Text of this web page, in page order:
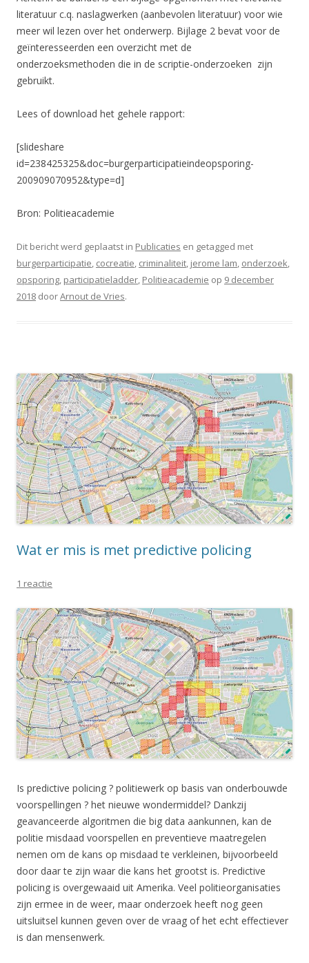
literatuur c.q. naslagwerken (aanbevolen literatuur) voor wie
meer wil lezen over het onderwerp. Bijlage 2 bevat voor de
geïnteresseerden een overzicht met de
onderzoeksmethoden die in de scriptie-onderzoeken zijn
gebruikt.
Lees of download het gehele rapport:
[slideshare
id=238425325&doc=burgerparticipatieindeopsporing-
200909070952&type=d]
Bron: Politieacademie
Dit bericht werd geplaatst in Publicaties en getagged met
burgerparticipatie, cocreatie, criminaliteit, jerome lam, onderzoek,
opsporing, participatieladder, Politieacademie op 9 december
2018 doorArnout de Vries.
Wat er mis is met predictive policing
1 reactie
Is predictive policing ? politiewerk op basis van onderbouwde
voorspellingen ? het nieuwe wondermiddel? Dankzij
geavanceerde algoritmen die big data aankunnen, kan de
politie misdaad voorspellen en preventieve maatregelen
nemen om de kans op misdaad te verkleinen, bijvoorbeeld
door daar te zijn waar die kans het grootst is. Predictive
policing is overgewaaid uit Amerika. Veel politieorganisaties
zijn ermee in de weer, maar onderzoek heeft nog geen
uitsluitsel kunnen geven over de vraag of het echt effectiever
is dan mensenwerk.